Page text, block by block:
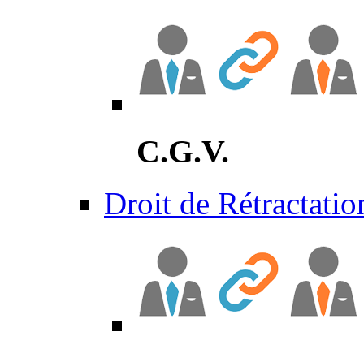
C.G.V.
Droit de